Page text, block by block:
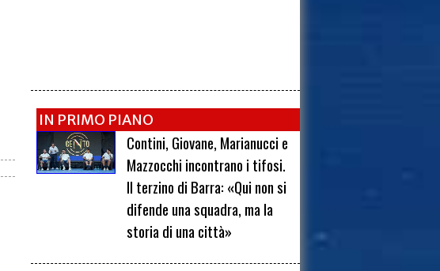
IN PRIMO PIANO
Contini, Giovane, Marianucci e
Mazzocchi incontrano i tifosi.
Il terzino di Barra: «Qui non si
difende una squadra, ma la
storia di una città»